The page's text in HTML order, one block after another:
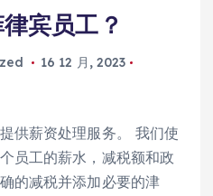
宾员工？
16 12 月, 2023
供薪资处理服务。 我们使
员工的薪水，减税额和政
的减税并添加必要的津